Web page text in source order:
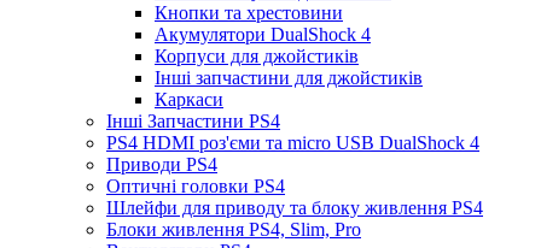
Кнопки та хрестовини
Акумулятори DualShock 4
Корпуси для джойстиків
Інші запчастини для джойстиків
Каркаси
Інші Запчастини PS4
PS4 HDMI роз'єми та micro USB DualShock 4
Приводи PS4
Оптичні головки PS4
Шлейфи для приводу та блоку живлення PS4
Блоки живлення PS4, Slim, Pro